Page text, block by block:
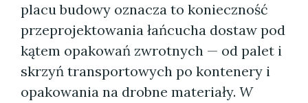
placu budowy oznacza to konieczność
przeprojektowania łańcucha dostaw pod
kątem opakowań zwrotnych — od palet i
skrzyń transportowych po kontenery i
opakowania na drobne materiały. W